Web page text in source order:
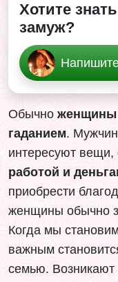
Хотите
замуж?
Обычно женщины
гаданием.
интересуют вещи,
работой и
приобрести
женщины обычно
Когда мы
важным
семью.